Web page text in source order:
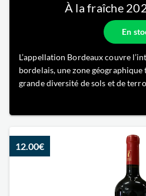
À la fraîche
En
L’appellation Bordeaux couvre
bordelais, une zone géographique
grande diversité de sols et de
12.00€